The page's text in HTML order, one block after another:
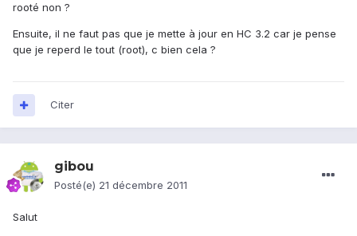
rooté non ?
Ensuite, il ne faut pas que je mette à jour en HC 3.2 car je pense
que je reperd le tout (root), c bien cela ?
Citer
gibou
Posté(e) 21 décembre 2011
Salut